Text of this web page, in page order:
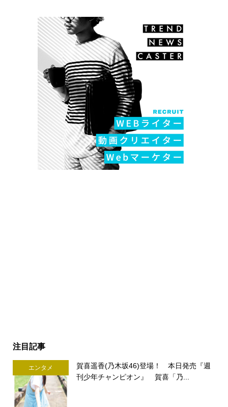
注目記事
エンタメ
賀喜遥香(乃木坂46)登場！ 本日発売『週
刊少年チャンピオン』 賀喜「乃...